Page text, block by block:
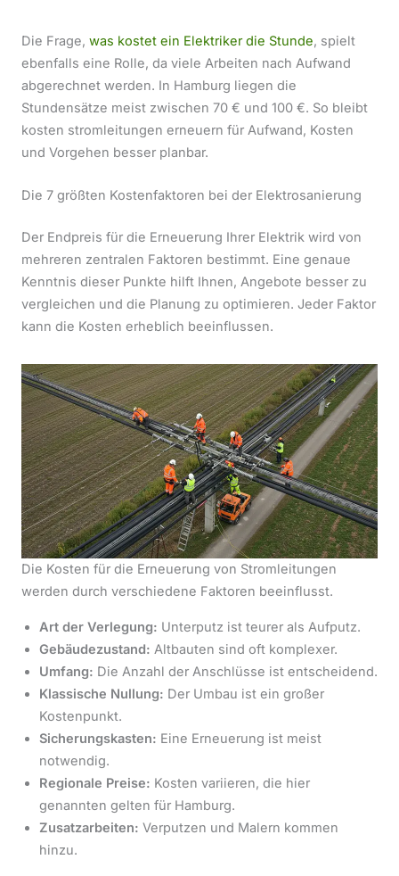
Die Frage, was kostet ein Elektriker die Stunde, spielt
ebenfalls eine Rolle, da viele Arbeiten nach Aufwand
abgerechnet werden. In Hamburg liegen die
Stundensätze meist zwischen 70 € und 100 €. So bleibt
kosten stromleitungen erneuern für Aufwand, Kosten
und Vorgehen besser planbar.
Die 7 größten Kostenfaktoren bei der Elektrosanierung
Der Endpreis für die Erneuerung Ihrer Elektrik wird von
mehreren zentralen Faktoren bestimmt. Eine genaue
Kenntnis dieser Punkte hilft Ihnen, Angebote besser zu
vergleichen und die Planung zu optimieren. Jeder Faktor
kann die Kosten erheblich beeinflussen.
Die Kosten für die Erneuerung von Stromleitungen
werden durch verschiedene Faktoren beeinflusst.
Art der Verlegung: Unterputz ist teurer als Aufputz.
Gebäudezustand: Altbauten sind oft komplexer.
Umfang: Die Anzahl der Anschlüsse ist entscheidend.
Klassische Nullung: Der Umbau ist ein großer
Kostenpunkt.
Sicherungskasten: Eine Erneuerung ist meist
notwendig.
Regionale Preise: Kosten variieren, die hier
genannten gelten für Hamburg.
Zusatzarbeiten: Verputzen und Malern kommen
hinzu.